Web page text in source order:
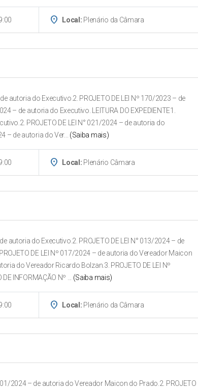
place Local: Plenário da Câmara
autoria do Executivo.2. PROJETO DE LEI Nº 170/2023 – de
– de autoria do Executivo. LEITURA DO EXPEDIENTE1.
PROJETO DE LEI N° 021/2024 – de autoria do
– de autoria do Ver... (Saiba mais)
place Local: Plenário Câmara
autoria do Executivo.2. PROJETO DE LEI N° 013/2024 – de
DE LEI Nº 017/2024 – de autoria do Vereador Maicon
do Vereador Ricardo Bolzan.3. PROJETO DE LEI Nº
INFORMAÇÃO Nº ... (Saiba mais)
place Local: Plenário da Câmara
001/2024 – de autoria do Vereador Maicon do Prado.2. PROJETO